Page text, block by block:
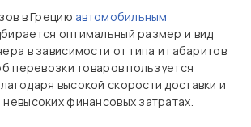
в Грецию автомобильным
оптимальный размер и вид
в зависимости от типа и габаритов
перевозки товаров пользуется
высокой скорости доставки и
финансовых затратах.